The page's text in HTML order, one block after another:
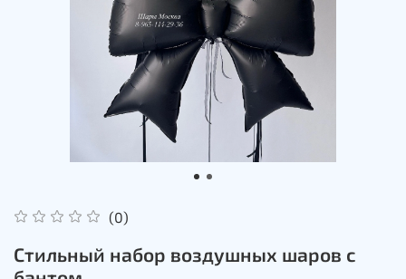
(0)
Стильный набор воздушных шаров с